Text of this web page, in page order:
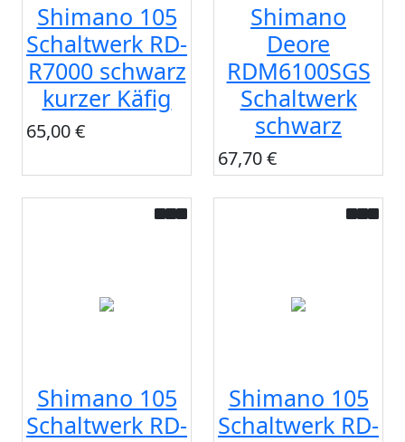
Shimano 105
Schaltwerk RD-
R7000 schwarz
kurzer Käfig
65,00 €
Shimano
Deore
RDM6100SGS
Schaltwerk
schwarz
67,70 €
Shimano 105
Schaltwerk RD-
Shimano 105
Schaltwerk RD-